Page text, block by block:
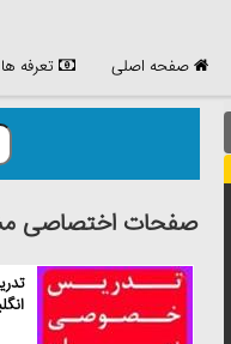
صفحه اصلی تعرفه ها
صفحات اختصاصی